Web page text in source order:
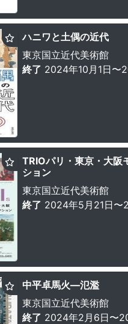
ハニワと土偶の近代
東京国立近代美術館
終了 2024年10月1日〜
TRIOパリ・東京・大阪
ション
東京国立近代美術館
終了 2024年5月21日〜
中平卓馬火—氾濫
東京国立近代美術館
終了 2024年2月6日〜